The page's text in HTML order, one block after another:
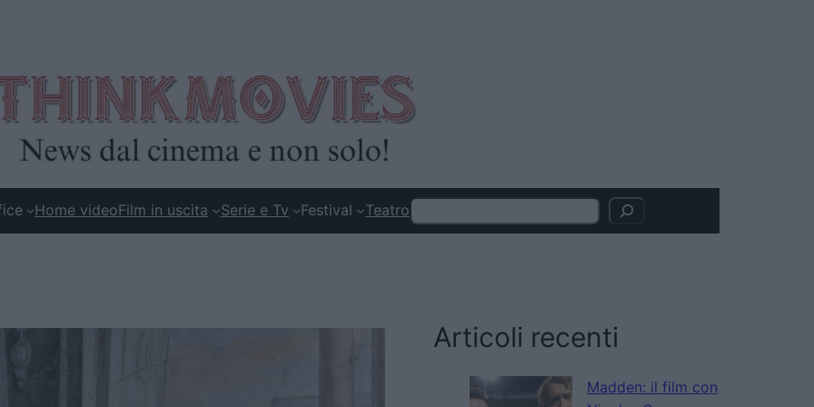
Home videoFilm in uscita Serie e Tv Festival TeatroSearch
Articoli recenti
Madden: il film con